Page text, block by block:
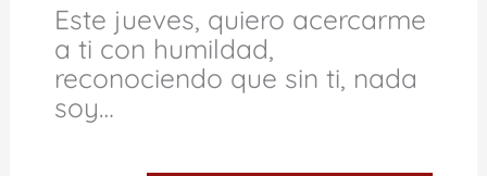
Este jueves, quiero acercarme
a ti con humildad,
reconociendo que sin ti, nada
soy…